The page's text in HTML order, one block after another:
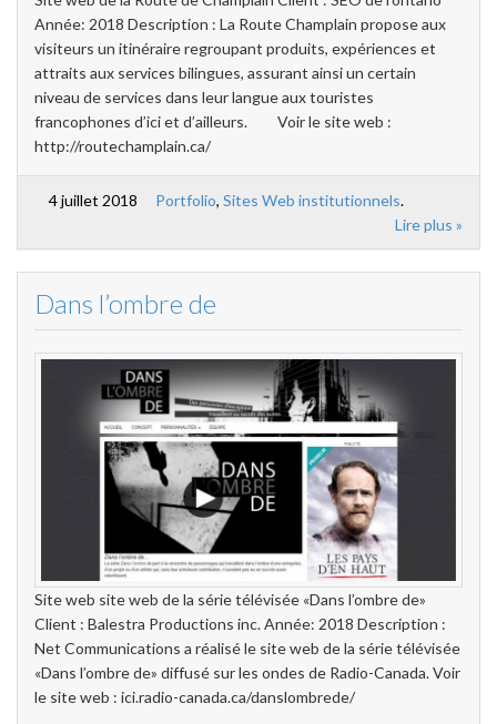
Année: 2018 Description : La Route Champlain propose aux
visiteurs un itinéraire regroupant produits, expériences et
attraits aux services bilingues, assurant ainsi un certain
niveau de services dans leur langue aux touristes
francophones d’ici et d’ailleurs. Voir le site web :
http://routechamplain.ca/
4 juillet 2018 Portfolio, Sites Web institutionnels.
Lire plus »
Dans l’ombre de
Site web site web de la série télévisée «Dans l’ombre de»
Client : Balestra Productions inc. Année: 2018 Description :
Net Communications a réalisé le site web de la série télévisée
«Dans l’ombre de» diffusé sur les ondes de Radio-Canada. Voir
le site web : ici.radio-canada.ca/danslombrede/